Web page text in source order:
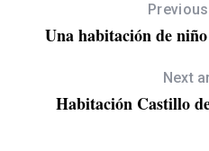
Una habitación de
Next
Habitación Castillo
e
c